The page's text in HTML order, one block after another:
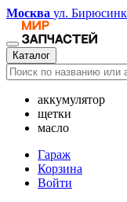
Москва ул.
Каталог
аккумулятор
щетки
масло
Гараж
Корзина
Войти